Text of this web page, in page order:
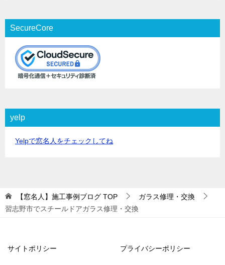
SecureCore
yelp
Yelpで窓名人をチェックしてね
【窓名人】施工事例ブログ TOP
ガラス修理・交換
習志野市でスチールドアガラス修理・交換
サイトポリシー プライバシーポリシー